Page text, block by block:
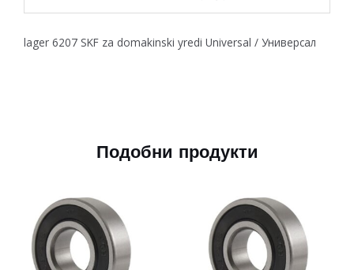
lager 6207 SKF za domakinski yredi Universal / Универсал
Подобни продукти